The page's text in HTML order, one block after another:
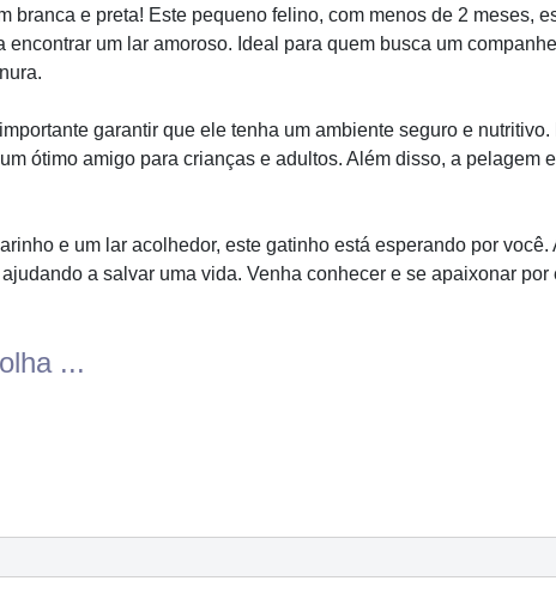
branca e preta! Este pequeno felino, com menos de 2 meses,
um lar amoroso. Ideal para quem busca um
garantir que ele tenha um ambiente seguro e
ótimo amigo para crianças e adultos. Além disso, a pelagem
e um lar acolhedor, este gatinho está esperando por
a salvar uma vida. Venha conhecer e se apaixonar
...